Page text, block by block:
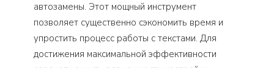
автозамены. Этот мощный инструмент
позволяет существенно сэкономить время и
упростить процесс работы с текстами. Для
достижения максимальной эффективности